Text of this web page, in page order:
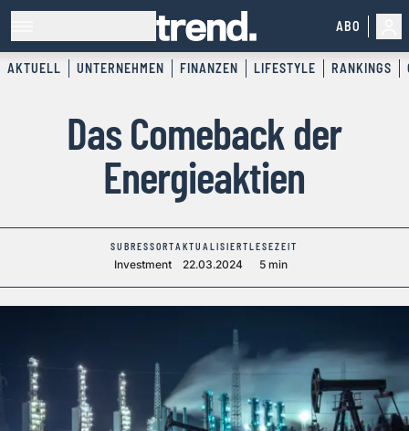
ABO
AKTUELL UNTERNEHMEN FINANZEN LIFESTYLE RANKINGS
Das Comeback der
Energieaktien
SUBRESSORT
Investment
AKTUALISIERT
22.03.2024
LESEZEIT
5 min